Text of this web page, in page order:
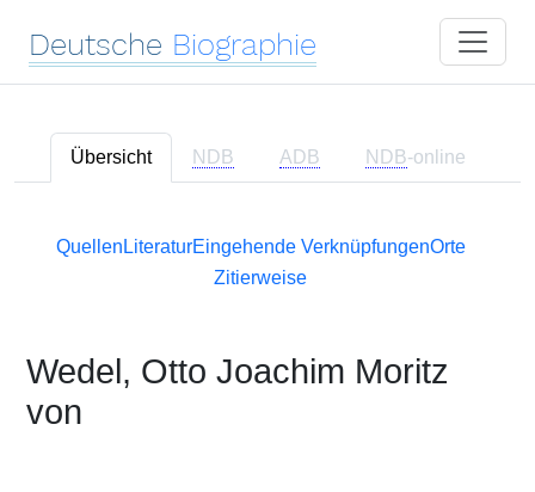
Deutsche Biographie
Übersicht NDB ADB NDB-online
Quellen LiteraturEingehende VerknüpfungenOrte
Zitierweise
Wedel, Otto Joachim Moritz
von